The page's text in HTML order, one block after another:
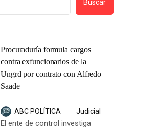
Buscar
Procuraduría formula cargos
contra exfuncionarios de la
Ungrd por contrato con Alfredo
Saade
ABC POLÍTICA Judicial
El ente de control investiga